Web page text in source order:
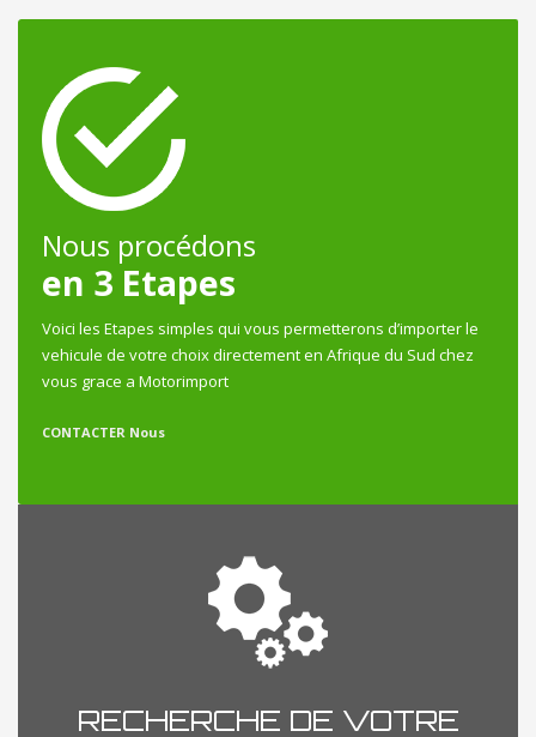
Nous procédons
en 3 Etapes
Voici les Etapes simples qui vous permetterons d’importer le
vehicule de votre choix directement en Afrique du Sud chez
vous grace a Motorimport
CONTACTER Nous
RECHERCHE DE VOTRE